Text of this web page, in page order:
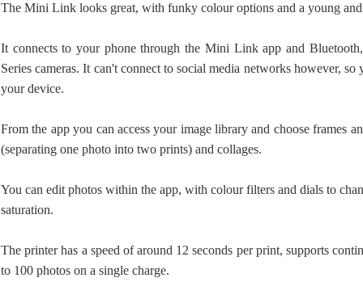
The Mini Link looks great, with funky colour options and a young and
It connects to your phone through the Mini Link app and
Series cameras. It can't connect to social media networks however,
your device.
From the app you can access your image library and choose frames
(separating one photo into two prints) and collages.
You can edit photos within the app, with colour filters and dials to
saturation.
The printer has a speed of around 12 seconds per print, supports
to 100 photos on a single charge.